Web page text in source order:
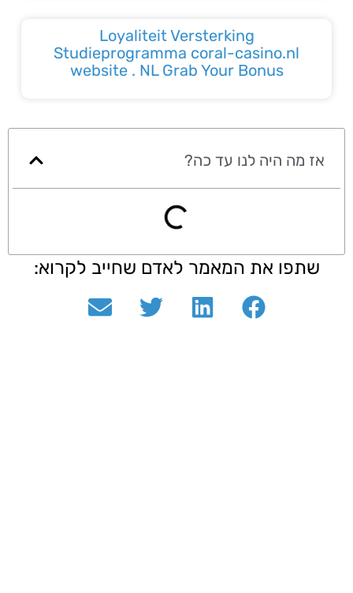
Loyaliteit Versterking
Studieprogramma coral-casino.nl
website . NL Grab Your Bonus
אז מה היה לנו עד כה?
שתפו את המאמר לאדם שחייב לקרוא: